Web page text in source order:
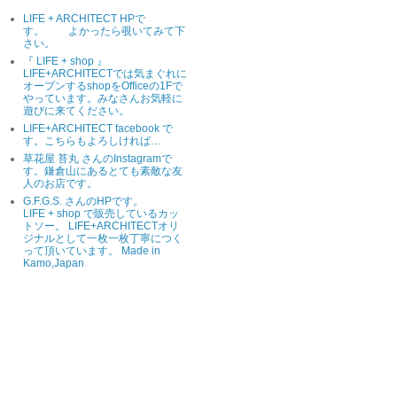
LIFE + ARCHITECT HPで
す。 よかったら覗いてみて下
さい。
『 LIFE + shop 』
LIFE+ARCHITECTでは気まぐれに
オープンするshopをOfficeの1Fで
やっています。みなさんお気軽に
遊びに来てください。
LIFE+ARCHITECT facebook で
す。こちらもよろしければ…
草花屋 苔丸 さんのInstagramで
す。鎌倉山にあるとても素敵な友
人のお店です。
G.F.G.S. さんのHPです。
LIFE + shop で販売しているカッ
トソー。 LIFE+ARCHITECTオリ
ジナルとして一枚一枚丁寧につく
って頂いています。 Made in
Kamo,Japan